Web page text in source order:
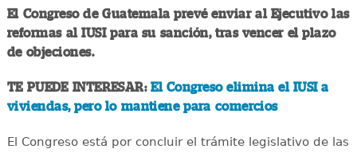
El Congreso de Guatemala prevé enviar al Ejecutivo las
reformas al IUSI para su sanción, tras vencer el plazo
de objeciones.
TE PUEDE INTERESAR:El Congreso elimina el IUSI a
viviendas, pero lo mantiene para comercios
El Congreso está por concluir el trámite legislativo de las